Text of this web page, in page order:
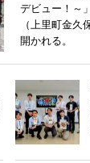
デビュー！～
（上里町金
開かれる。